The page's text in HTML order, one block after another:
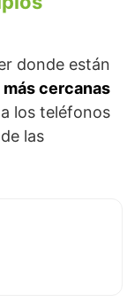
donde están
cercanas
los teléfonos
las